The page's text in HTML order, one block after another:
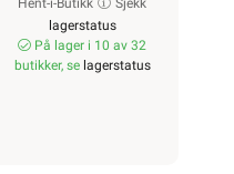
Hent-i-Butikk
Sjekk
lagerstatus
På lager i 10 av 32
butikker, se lagerstatus